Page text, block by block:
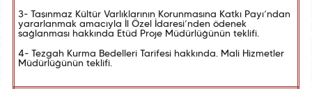
3- Taşınmaz Kültür Varlıklarının Korunmasına Katkı Payı’ndan
yararlanmak amacıyla İl Özel İdaresi’nden ödenek
sağlanması hakkında Etüd Proje Müdürlüğünün teklifi.
4- Tezgah Kurma Bedelleri Tarifesi hakkında. Mali Hizmetler
Müdürlüğünün teklifi.